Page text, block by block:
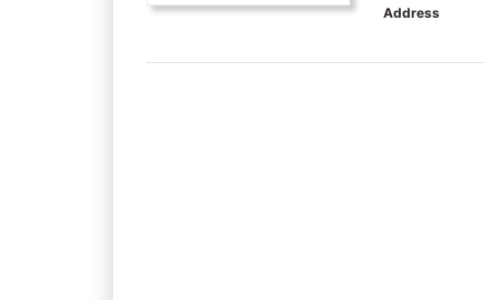
Address